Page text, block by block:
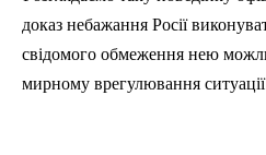
доказ небажання Росії
свідомого обмеження нею
мирному врегулювання